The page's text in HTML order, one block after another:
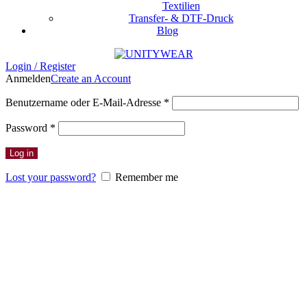
Textilien
Transfer- & DTF-Druck
Blog
Login / Register
AnmeldenCreate an Account
Benutzername oder E-Mail-Adresse *
Password *
Log in
Lost your password? Remember me